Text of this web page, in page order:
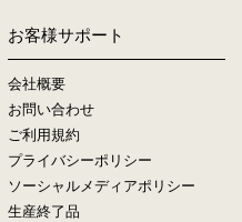
お客様サポート
会社概要
お問い合わせ
ご利用規約
プライバシーポリシー
ソーシャルメディアポリシー
生産終了品